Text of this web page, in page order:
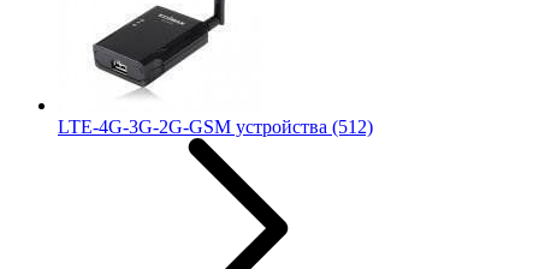
LTE-4G-3G-2G-GSM устройства (512)